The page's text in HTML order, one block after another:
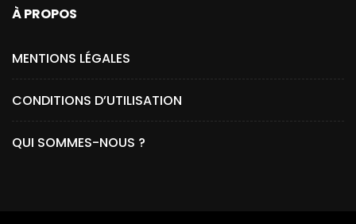
À PROPOS
MENTIONS LÉGALES
CONDITIONS D’UTILISATION
QUI SOMMES-NOUS ?